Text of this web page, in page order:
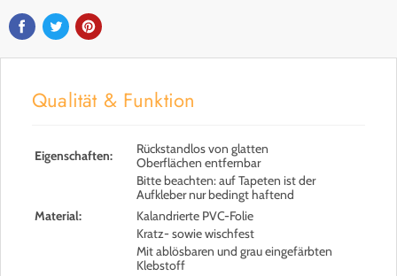
Qualität & Funktion
Eigenschaften:
Rückstandlos von glatten
Oberflächen entfernbar
Bitte beachten: auf Tapeten ist der
Aufkleber nur bedingt haftend
Material:
Kalandrierte PVC-Folie
Kratz- sowie wischfest
Mit ablösbaren und grau eingefärbten
Klebstoff